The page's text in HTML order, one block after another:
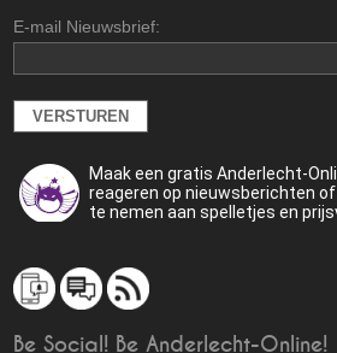
E-mail Nieuwsbrief:
Maak een gratis Anderlecht-
reageren op nieuwsberichten
te nemen aan spelletjes en
Be Social! Be Anderlecht-Online!